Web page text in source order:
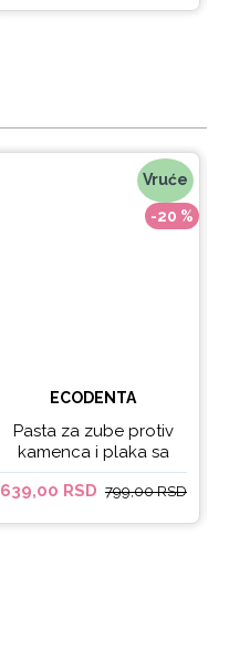
Vruće
-20 %
ECODENTA
Pasta za zube protiv
kamenca i plaka sa
kokosovim uljem
Ecodenta ORGANIC
639,00 RSD 799,00 RSD